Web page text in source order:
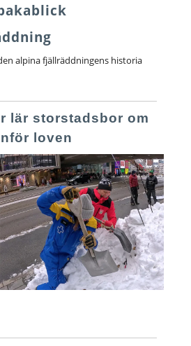
alpina fjällräddningens historia
lär storstadsbor om
loven